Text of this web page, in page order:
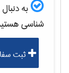
به
شناسی
ثبت